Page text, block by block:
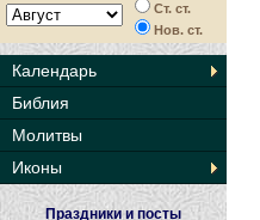
Ст. ст.
Нов. ст.
Календарь
Библия
Молитвы
Иконы
Праздники и посты